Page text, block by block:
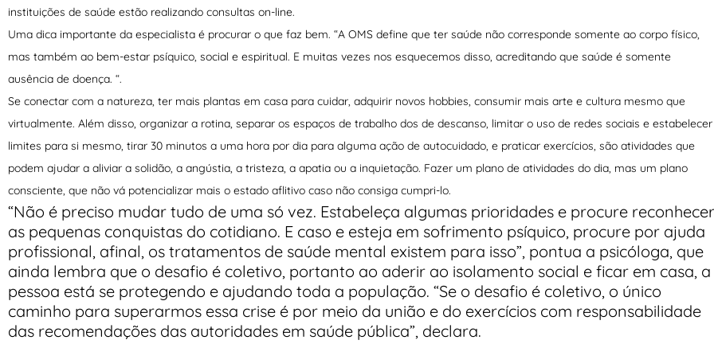
instituições de saúde estão realizando consultas on-line.
Uma dica importante da especialista é procurar o que faz bem. “A OMS define que ter saúde não corresponde somente ao corpo físico,
mas também ao bem-estar psíquico, social e espiritual. E muitas vezes nos esquecemos disso, acreditando que saúde é somente
ausência de doença. “.
Se conectar com a natureza, ter mais plantas em casa para cuidar, adquirir novos hobbies, consumir mais arte e cultura mesmo que
virtualmente. Além disso, organizar a rotina, separar os espaços de trabalho dos de descanso, limitar o uso de redes sociais e estabelecer
limites para si mesmo, tirar 30 minutos a uma hora por dia para alguma ação de autocuidado, e praticar exercícios, são atividades que
podem ajudar a aliviar a solidão, a angústia, a tristeza, a apatia ou a inquietação. Fazer um plano de atividades do dia, mas um plano
consciente, que não vá potencializar mais o estado aflitivo caso não consiga cumpri-lo.
“Não é preciso mudar tudo de uma só vez. Estabeleça algumas prioridades e procure reconhecer
as pequenas conquistas do cotidiano. E caso e esteja em sofrimento psíquico, procure por ajuda
profissional, afinal, os tratamentos de saúde mental existem para isso”, pontua a psicóloga, que
ainda lembra que o desafio é coletivo, portanto ao aderir ao isolamento social e ficar em casa, a
pessoa está se protegendo e ajudando toda a população. “Se o desafio é coletivo, o único
caminho para superarmos essa crise é por meio da união e do exercícios com responsabilidade
das recomendações das autoridades em saúde pública”, declara.